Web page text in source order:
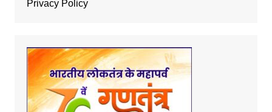
Privacy Policy